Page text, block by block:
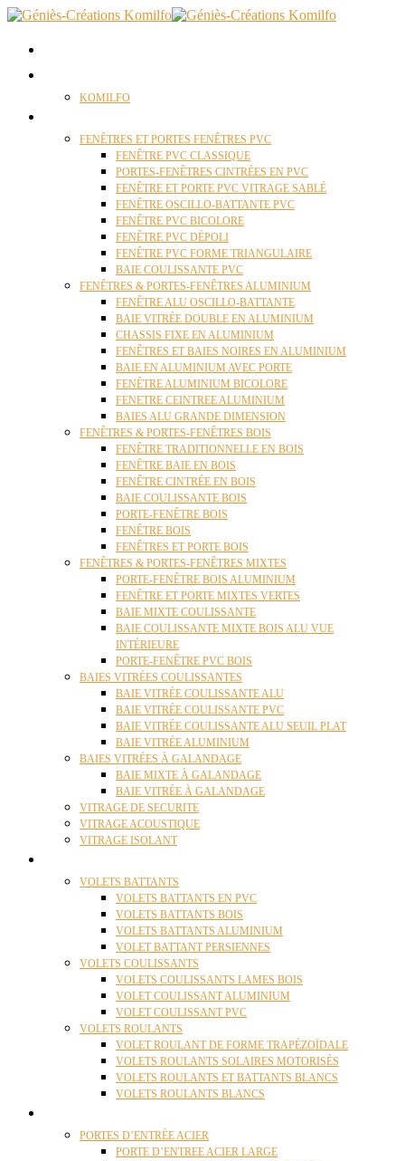
KOMILFO
FENÊTRES ET PORTES FENÊTRES PVC
FENÊTRE PVC CLASSIQUE
PORTES-FENÊTRES CINTRÉES EN PVC
FENÊTRE ET PORTE PVC VITRAGE SABLÉ
FENÊTRE OSCILLO-BATTANTE PVC
FENÊTRE PVC BICOLORE
FENÊTRE PVC DÉPOLI
FENÊTRE PVC FORME TRIANGULAIRE
BAIE COULISSANTE PVC
FENÊTRES & PORTES-FENÊTRES ALUMINIUM
FENÊTRE ALU OSCILLO-BATTANTE
BAIE VITRÉE DOUBLE EN ALUMINIUM
CHASSIS FIXE EN ALUMINIUM
FENÊTRES ET BAIES NOIRES EN ALUMINIUM
BAIE EN ALUMINIUM AVEC PORTE
FENÊTRE ALUMINIUM BICOLORE
FENETRE CEINTREE ALUMINIUM
BAIES ALU GRANDE DIMENSION
FENÊTRES & PORTES-FENÊTRES BOIS
FENÊTRE TRADITIONNELLE EN BOIS
FENÊTRE BAIE EN BOIS
FENÊTRE CINTRÉE EN BOIS
BAIE COULISSANTE BOIS
PORTE-FENÊTRE BOIS
FENÊTRE BOIS
FENÊTRES ET PORTE BOIS
FENÊTRES & PORTES-FENÊTRES MIXTES
PORTE-FENÊTRE BOIS ALUMINIUM
FENÊTRE ET PORTE MIXTES VERTES
BAIE MIXTE COULISSANTE
BAIE COULISSANTE MIXTE BOIS ALU VUE
INTÉRIEURE
PORTE-FENÊTRE PVC BOIS
BAIES VITRÉES COULISSANTES
BAIE VITRÉE COULISSANTE ALU
BAIE VITRÉE COULISSANTE PVC
BAIE VITRÉE COULISSANTE ALU SEUIL PLAT
BAIE VITRÉE ALUMINIUM
BAIES VITRÉES À GALANDAGE
BAIE MIXTE À GALANDAGE
BAIE VITRÉE À GALANDAGE
VITRAGE DE SECURITE
VITRAGE ACOUSTIQUE
VITRAGE ISOLANT
VOLETS BATTANTS
VOLETS BATTANTS EN PVC
VOLETS BATTANTS BOIS
VOLETS BATTANTS ALUMINIUM
VOLET BATTANT PERSIENNES
VOLETS COULISSANTS
VOLETS COULISSANTS LAMES BOIS
VOLET COULISSANT ALUMINIUM
VOLET COULISSANT PVC
VOLETS ROULANTS
VOLET ROULANT DE FORME TRAPÉZOÏDALE
VOLETS ROULANTS SOLAIRES MOTORISÉS
VOLETS ROULANTS ET BATTANTS BLANCS
VOLETS ROULANTS BLANCS
PORTES D’ENTRÉE ACIER
PORTE D’ENTREE ACIER LARGE